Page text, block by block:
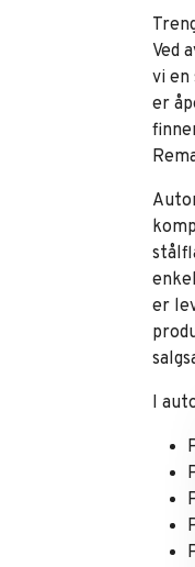
Ved
vi
er
er
I